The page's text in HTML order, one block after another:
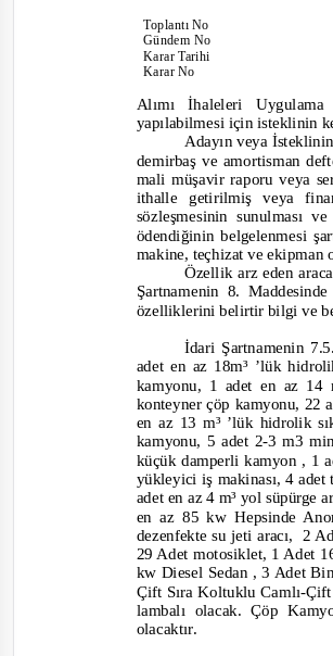
ToplantıNo
Gündem No
Karar Tarihi
Karar No
Alımı İhaleleri
yapılabilmesi için isteklinin
Adayın veya
demirbaş ve amortisman
mali müşavir raporu veya
ithalle getirilmiş veya
sözleşmesinin sunulması
ödendiğinin belgelenmesi
makine, teçhizat ve ekipman
Özellik arz eden
Şartnamenin 8.
özelliklerini belirtir bilgi ve
İdari Şartnamenin
adet en az 18m³ ’lük hidrolik
kamyonu, 1 adet en az 14
konteyner çöp kamyonu, 22
en az 13 m³ ’lük hidrolik
kamyonu, 5 adet 2-3 m3
küçük damperli kamyon , 1
yükleyici iş makinası, 4 adet
adet en az 4 m³ yol süpürge
en az 85 kw Hepsinde
dezenfekte su jeti aracı,
2
29 Adet motosiklet, 1 Adet
kw Diesel Sedan , 3 Adet
Çift Sıra Koltuklu Camlı-Çift
lambalı olacak. Çöp
olacaktır.